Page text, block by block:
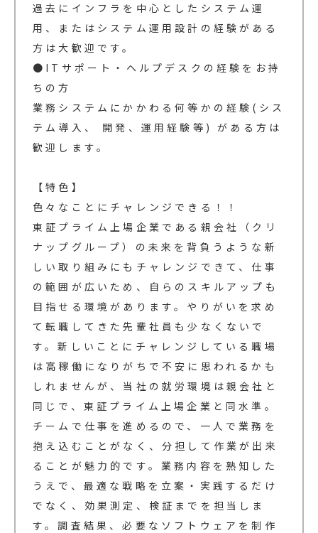
過去にインフラを中心としたシステム運
用、またはシステム運用設計の経験がある
方は大歓迎です。
●ITサポート・ヘルプデスクの経験をお持
ちの方
業務システムにかかわる何等かの経験(シス
テム導入、 開発、運用経験等) がある方は
歓迎します。
【特色】
色々なことにチャレンジできる！！
東証プライム上場企業である親会社（クリ
ナップグループ）の未来を背負うような新
しい取り組みにもチャレンジできて、仕事
の範囲が広いため、自らのスキルアップも
目指せる環境があります。やりがいを求め
て転職してきた先輩社員も少なくないで
す。新しいことにチャレンジしている職場
は高稼働になりがちで不安に思われるかも
しれませんが、当社の就労環境は親会社と
同じで、東証プライム上場企業と同水準。
チームで仕事を進めるので、一人で業務を
抱え込むことがなく、分担して作業が出来
ることが魅力的です。業務内容を熟知した
うえで、最適な戦略を立案・実践するだけ
でなく、効果測定、検証までを担当しま
す。調査結果、必要なソフトウェアを制作